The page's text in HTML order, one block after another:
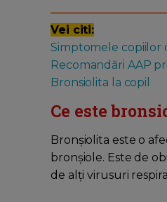
Vei citi:
Simptomele copiilor
Recomandări AAP
Bronsiolita la copil
Ce este
Bronșiolita este o
bronșiole. Este de
de alți virusuri